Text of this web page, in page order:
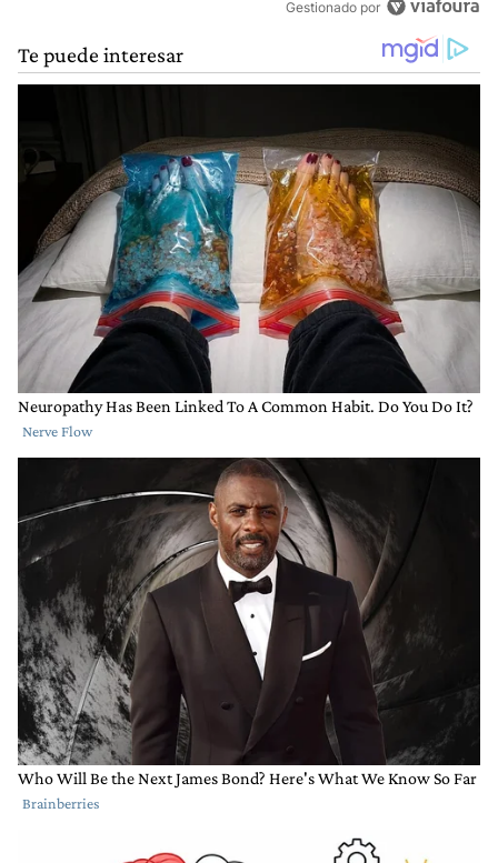
Gestionado por